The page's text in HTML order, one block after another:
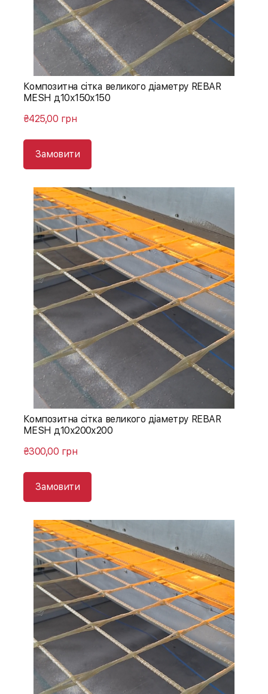
Композитна сітка великого діаметру REBAR
MESH д10х150х150
₴425,00 грн
Замовити
Композитна сітка великого діаметру REBAR
MESH д10х200х200
₴300,00 грн
Замовити